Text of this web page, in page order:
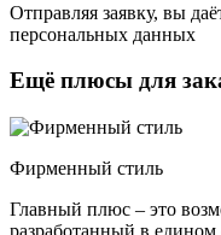
Отправляя заявку, вы
персональных данных
Ещё плюсы для
Фирменный стиль
Главный плюс – это
разработанный в